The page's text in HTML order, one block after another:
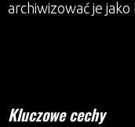
archiwizować je
Kluczowe cechy